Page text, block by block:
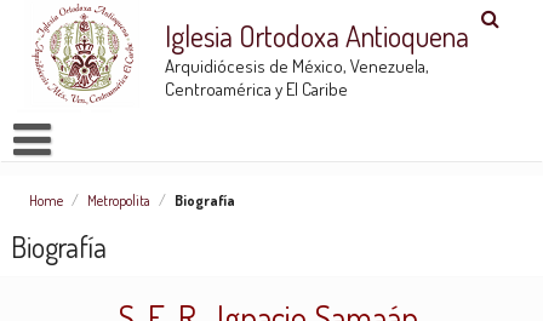
Iglesia Ortodoxa Antioquena
Arquidiócesis de México, Venezuela,
Centroamérica y El Caribe
Home / Metropolita / Biografía
Biografía